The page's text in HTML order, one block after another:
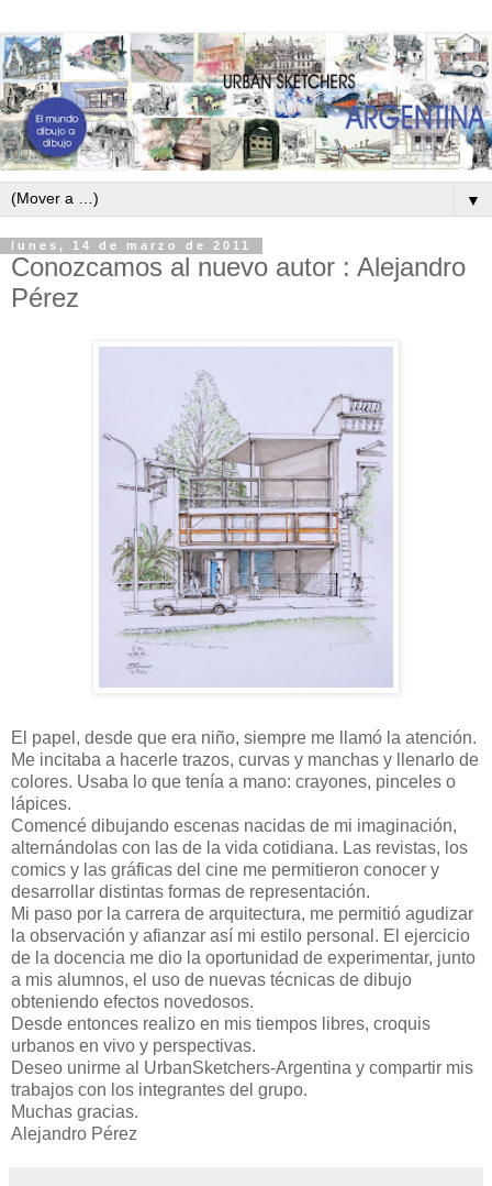
▼
lunes, 14 de marzo de 2011
Conozcamos al nuevo autor : Alejandro
Pérez
El papel, desde que era niño, siempre me llamó la atención.
Me incitaba a hacerle trazos, curvas y manchas y llenarlo de
colores. Usaba lo que tenía a mano: crayones, pinceles o
lápices.
Comencé dibujando escenas nacidas de mi imaginación,
alternándolas con las de la vida cotidiana. Las revistas, los
comics y las gráficas del cine me permitieron conocer y
desarrollar distintas formas de representación.
Mi paso por la carrera de arquitectura, me permitió agudizar
la observación y afianzar así mi estilo personal. El ejercicio
de la docencia me dio la oportunidad de experimentar, junto
a mis alumnos, el uso de nuevas técnicas de dibujo
obteniendo efectos novedosos.
Desde entonces realizo en mis tiempos libres, croquis
urbanos en vivo y perspectivas.
Deseo unirme al UrbanSketchers-Argentina y compartir mis
trabajos con los integrantes del grupo.
Muchas gracias.
Alejandro Pérez